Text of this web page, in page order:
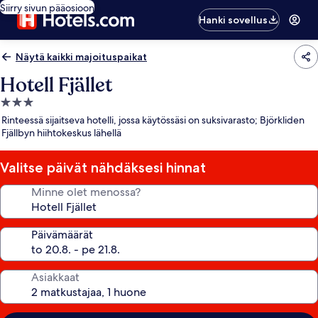
Siirry sivun pääosioon
Hanki sovellus
Näytä kaikki majoituspaikat
Hotell Fjället
3.0
tähden
majoituspaikka
Rinteessä sijaitseva hotelli, jossa käytössäsi on suksivarasto; Björkliden
Fjällbyn hiihtokeskus lähellä
Valitse päivät nähdäksesi hinnat
Minne olet menossa?
Päivämäärät
Asiakkaat